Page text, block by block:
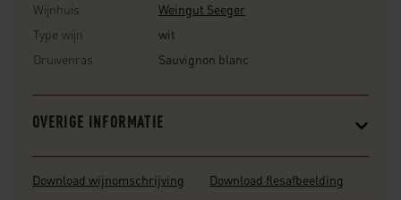
Wijnhuis
Weingut Seeger
Type wijn
wit
Druivenras
Sauvignon blanc
OVERIGE INFORMATIE
Download wijnomschrijving Download flesafbeelding